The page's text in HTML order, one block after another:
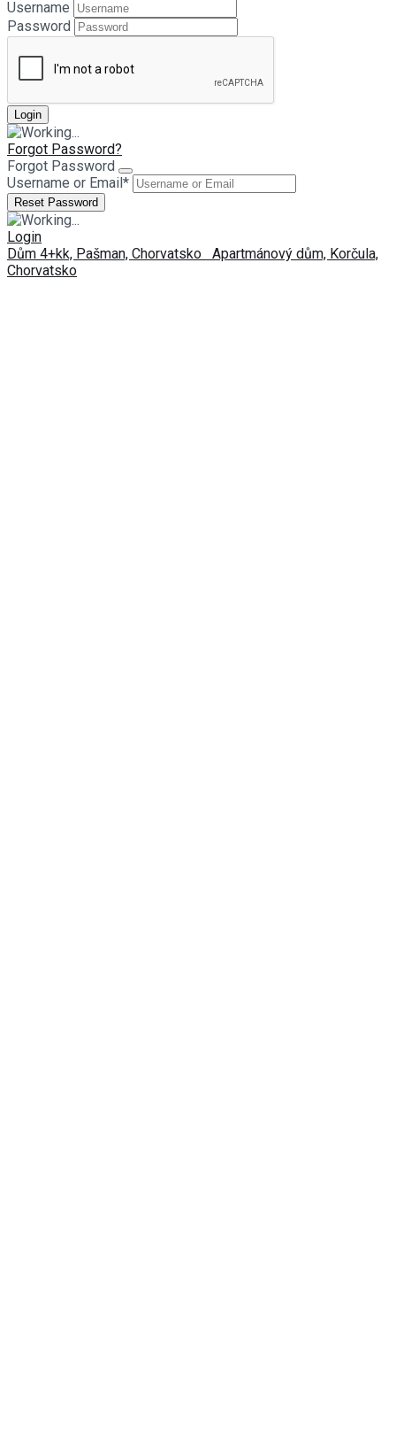
Username
Password
Forgot Password?
Forgot Password
Username or Email *
Login
Dům 4+kk, Pašman, Chorvatsko
Apartmánový dům, Korčula,
Chorvatsko